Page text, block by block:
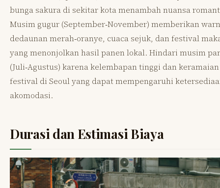
bunga sakura di sekitar kota menambah nuansa
Musim gugur (September‑November) memberikan
dedaunan merah‑oranye, cuaca sejuk, dan festival
yang menonjolkan hasil panen lokal. Hindari musim
(Juli‑Agustus) karena kelembapan tinggi dan keramaian
festival di Seoul yang dapat mempengaruhi
akomodasi.
Durasi dan Estimasi Biaya